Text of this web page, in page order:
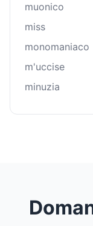
muonico
miss
monomaniaco
m'uccise
minuzia